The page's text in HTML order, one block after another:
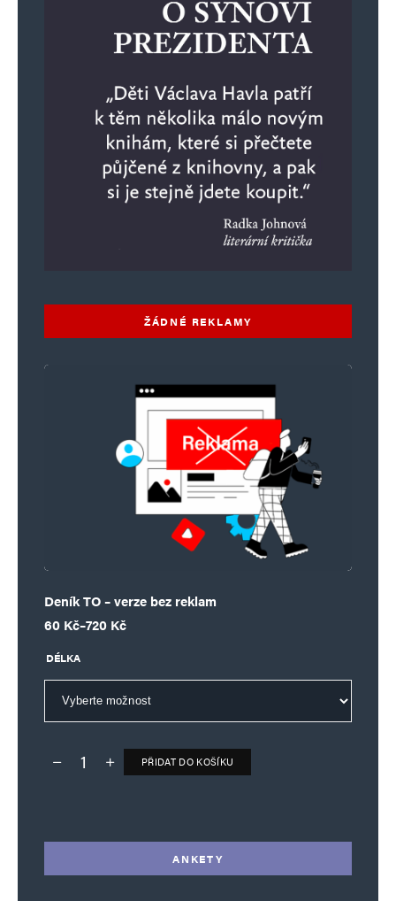
ŽÁDNÉ REKLAMY
Deník TO – verze bez reklam
60 Kč–720 Kč
Rozpětí cen: 60 Kč až 720 Kč
DÉLKA
Deník TO – verze bez reklam množství
PŘIDAT DO KOŠÍKU
ANKETY